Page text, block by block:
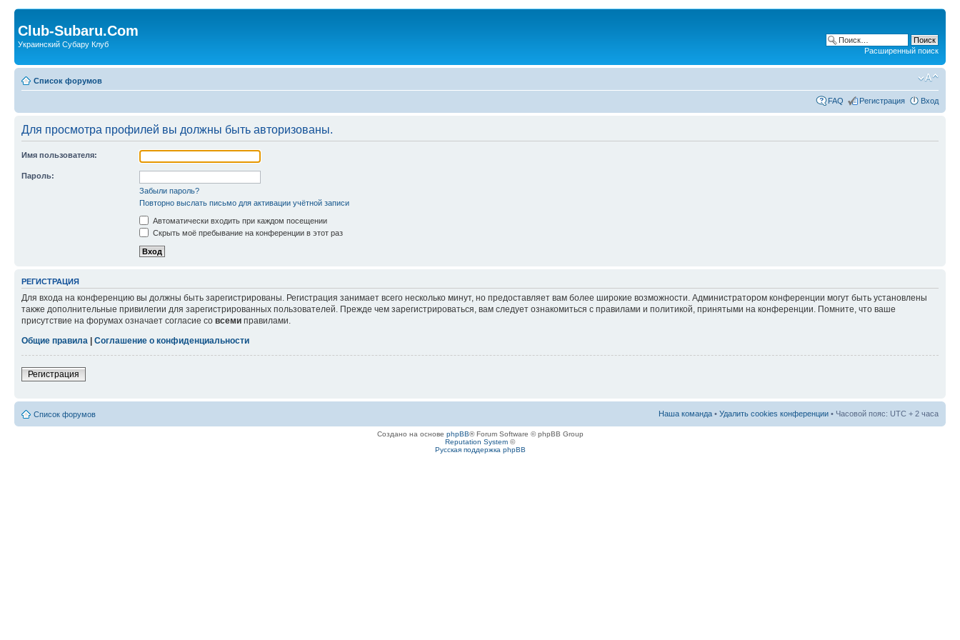
Club-Subaru.Com
Украинский Субару Клуб
Расширенный поиск
Список форумов
FAQ Регистрация Вход
Для просмотра профилей вы должны быть авторизованы.
Имя пользователя:
Пароль:
Забыли пароль?
Повторно выслать письмо для активации учётной записи
Автоматически входить при каждом посещении
Скрыть моё пребывание на конференции в этот раз
РЕГИСТРАЦИЯ
Для входа на конференцию вы должны быть зарегистрированы. Регистрация занимает всего несколько минут, но предоставляет вам более широкие возможности. Администратором конференции могут быть установлены
также дополнительные привилегии для зарегистрированных пользователей. Прежде чем зарегистрироваться, вам следует ознакомиться с правилами и политикой, принятыми на конференции. Помните, что ваше
присутствие на форумах означает согласие со всеми правилами.
Общие правила
Соглашение о конфиденциальности
Регистрация
Список форумов Наша команда • Удалить cookies конференции • Часовой пояс: UTC + 2 часа
Создано на основе phpBB® Forum Software © phpBB Group
Reputation System ©
Русская поддержка phpBB